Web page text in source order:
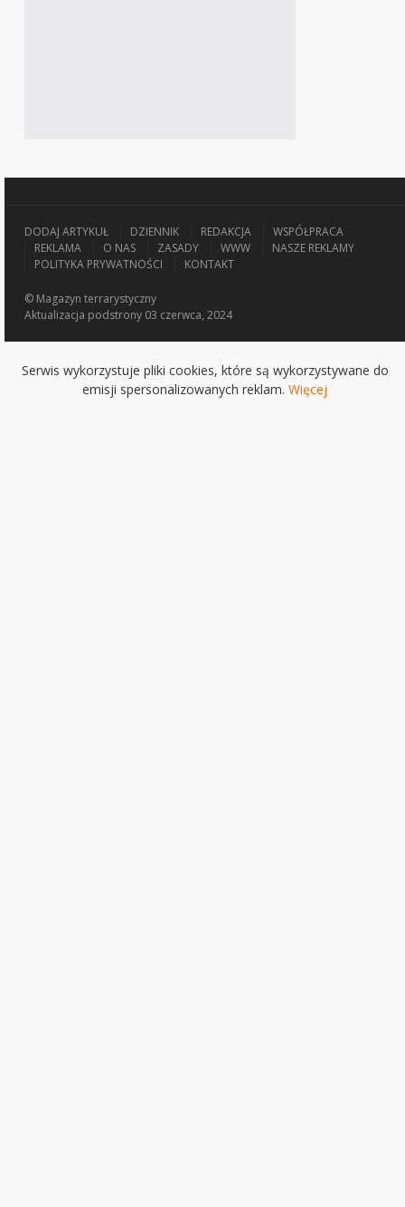
DODAJ ARTYKUŁ DZIENNIK REDAKCJA
WSPÓŁPRACA
REKLAMA
O NAS ZASADY WWW
NASZE REKLAMY
POLITYKA PRYWATNOŚCI
KONTAKT
© Magazyn terrarystyczny
Aktualizacja podstrony 03 czerwca, 2024
Serwis wykorzystuje pliki cookies, które są wykorzystywane do
emisji spersonalizowanych reklam. Więcej